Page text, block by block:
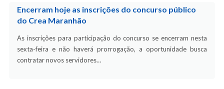
Encerram hoje as inscrições do concurso público
do Crea Maranhão
As inscrições para participação do concurso se encerram nesta
sexta-feira e não haverá prorrogação, a oportunidade busca
contratar novos servidores…